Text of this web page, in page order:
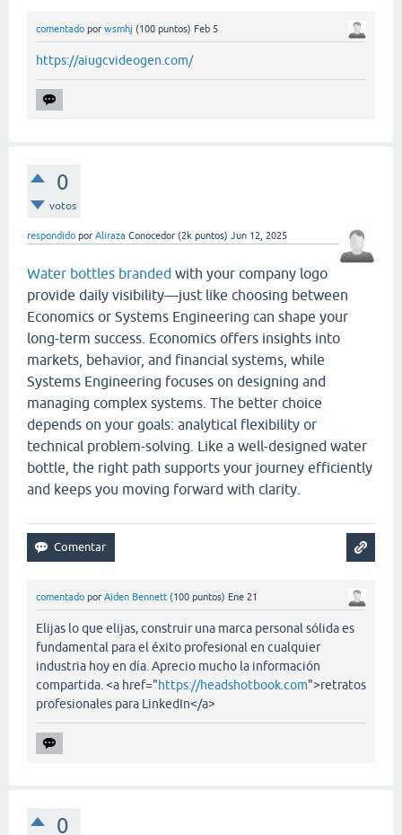
comentado por wsmhj (100 puntos) Feb 5
https://aiugcvideogen.com/
0
votos
respondido por Aliraza Conocedor (2k puntos) Jun 12, 2025
Water bottles branded with your company logo
provide daily visibility—just like choosing between
Economics or Systems Engineering can shape your
long-term success. Economics offers insights into
markets, behavior, and financial systems, while
Systems Engineering focuses on designing and
managing complex systems. The better choice
depends on your goals: analytical flexibility or
technical problem-solving. Like a well-designed water
bottle, the right path supports your journey efficiently
and keeps you moving forward with clarity.
comentado por Aiden Bennett (100 puntos) Ene 21
Elijas lo que elijas, construir una marca personal sólida es
fundamental para el éxito profesional en cualquier
industria hoy en día. Aprecio mucho la información
compartida. <a href="https://headshotbook.com">retratos
profesionales para LinkedIn</a>
0